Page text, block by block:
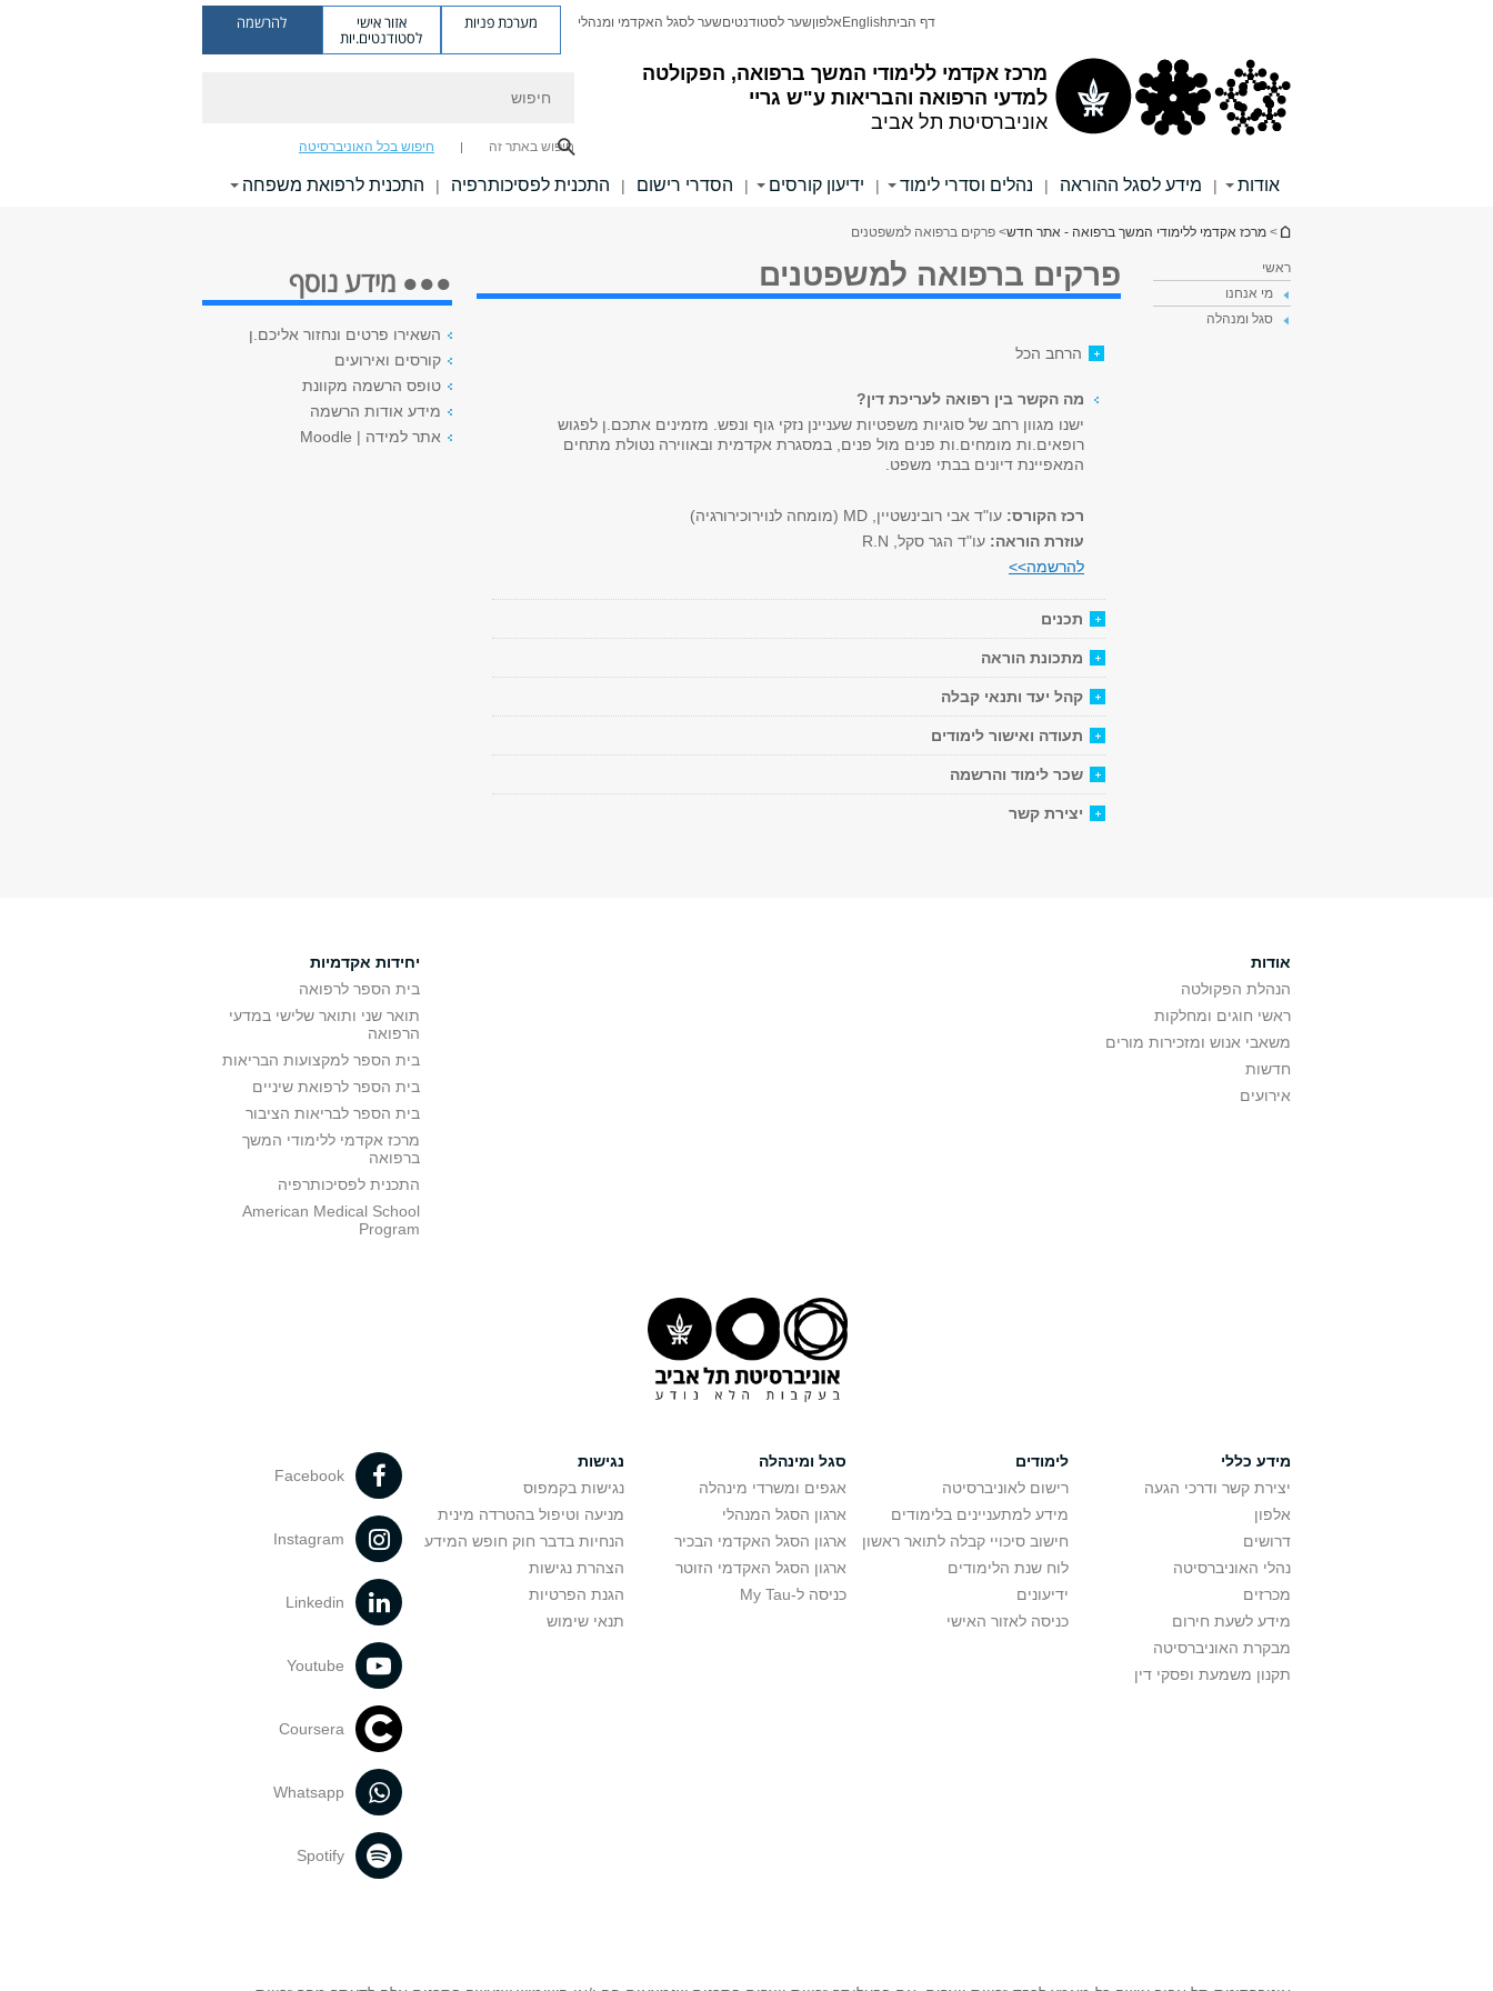
מרכז אקדמי ללימודי המשך ברפואה, הפקולטה
למדעי הרפואה והבריאות ע"ש גריי
אוניברסיטת תל אביב
דף הביתEnglish אלפוןשער לסטודנטיםשער לסגל האקדמי ומנהלי מערכת פניות אזור אישי
לסטודנטים.יות
להרשמה
חיפוש באתר זה חיפוש בכל האוניברסיטה
אודות | מידע לסגל ההוראה | נהלים וסדרי לימוד | ידיעון קורסים | הסדרי רישום | התכנית לפסיכותרפיה | התכנית לרפואת משפחה
הינך נמצא כאן
> מרכז אקדמי ללימודי המשך ברפואה - אתר חדש> פרקים ברפואה למשפטנים
ראשי
מי אנחנו
סגל ומנהלה
פרקים ברפואה למשפטנים
הרחב הכל
מה הקשר בין רפואה לעריכת דין?
ישנו מגוון רחב של סוגיות משפטיות שעניינן נזקי גוף ונפש. מזמינים אתכם.ן לפגוש
רופאים.ות מומחים.ות פנים מול פנים, במסגרת אקדמית ובאווירה נטולת מתחים
המאפיינת דיונים בבתי משפט.
רכז הקורס: עו"ד אבי רובינשטיין, MD (מומחה לנוירוכירורגיה)
עוזרת הוראה: עו"ד הגר סקל, R.N
להרשמה>>
תכנים
מתכונת הוראה
קהל יעד ותנאי קבלה
תעודה ואישור לימודים
שכר לימוד והרשמה
יצירת קשר
●●● מידע נוסף
השאירו פרטים ונחזור אליכם.ן
קורסים ואירועים
טופס הרשמה מקוונת
מידע אודות הרשמה
אתר למידה | Moodle
אודות
הנהלת הפקולטה
ראשי חוגים ומחלקות
משאבי אנוש ומזכירות מורים
חדשות
אירועים
יחידות אקדמיות
בית הספר לרפואה
תואר שני ותואר שלישי במדעי
הרפואה
בית הספר למקצועות הבריאות
בית הספר לרפואת שיניים
בית הספר לבריאות הציבור
מרכז אקדמי ללימודי המשך
ברפואה
התכנית לפסיכותרפיה
American Medical School
Program
מידע כללי
יצירת קשר ודרכי הגעה
אלפון
דרושים
נהלי האוניברסיטה
מכרזים
מידע לשעת חירום
מבקרת האוניברסיטה
תקנון משמעת ופסקי דין
לימודים
רישום לאוניברסיטה
מידע למתעניינים בלימודים
חישוב סיכויי קבלה לתואר ראשון
לוח שנת הלימודים
ידיעונים
כניסה לאזור האישי
סגל ומינהלה
אגפים ומשרדי מינהלה
ארגון הסגל המנהלי
ארגון הסגל האקדמי הבכיר
ארגון הסגל האקדמי הזוטר
כניסה ל-My Tau
נגישות
נגישות בקמפוס
מניעה וטיפול בהטרדה מינית
הנחיות בדבר חוק חופש המידע
הצהרת נגישות
הגנת הפרטיות
תנאי שימוש
Facebook
Instagram
Linkedin
Youtube
Coursera
Whatsapp
Spotify